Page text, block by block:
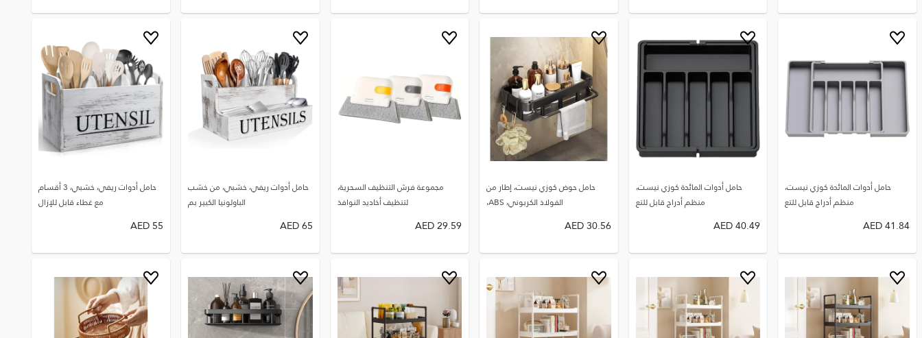
حامل أدوات المائدة كوزي نيست،
منظم أدراج قابل للتع
41.84
AED
حامل أدوات المائدة كوزي نيست،
منظم أدراج قابل للتع
40.49
AED
حامل حوض كوزي نيست، إطار من
الفولاذ الكربوني، ABS،
30.56
AED
مجموعة فرش التنظيف السحرية،
لتنظيف أخاديد النوافذ
29.59
AED
حامل أدوات ريفي، خشبي، من خشب
الباولونيا الكبير بم
65
AED
حامل أدوات ريفي، خشبي، 3 أقسام
مع غطاء قابل للإزال
55
AED